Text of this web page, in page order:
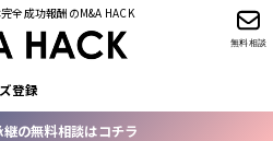
全成功報酬のM&A HACK
登録
無料相談
の無料相談はコチラ